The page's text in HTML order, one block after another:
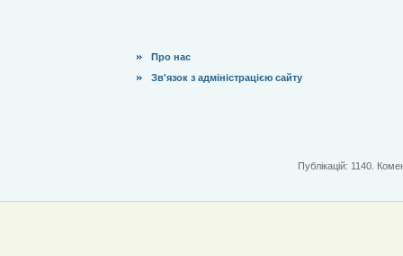
Про нас
Зв'язок з адміністрацією сайту
Публікацій: 1140.